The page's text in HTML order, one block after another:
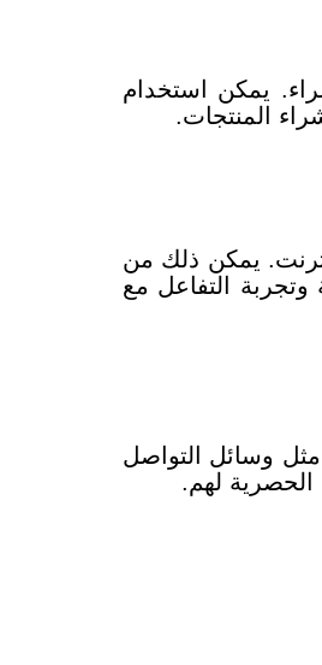
يمكن استخدام
المنتجات.
يمكن ذلك من
التفاعل مع
وسائل التواصل
الحصرية لهم.